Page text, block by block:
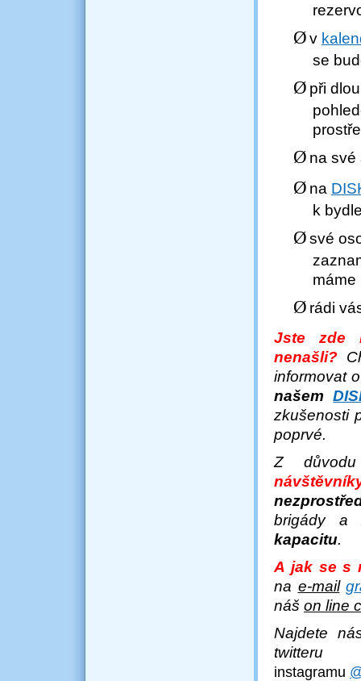
Øv
se
Ø při
Ø na své
Ø na
k
Øsvé
Ø rádi
Jste zde
nenašli?
informovat
našem
zkušenosti
poprvé.
Z
brigády
kapacitu.
A jak se s
na e-mail
náš on line
Najdete
instagramu